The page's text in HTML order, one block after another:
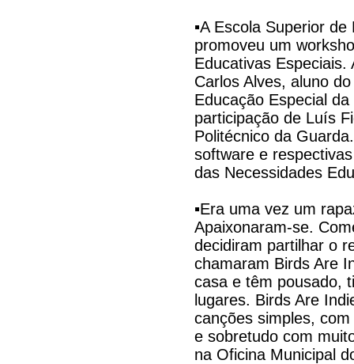
▪A Escola Superior
promoveu um
Educativas Especiais.
Carlos Alves, aluno
Educação Especial
participação de Luís
Politécnico da
software e
das Necessidades
▪Era uma vez um
Apaixonaram-se.
decidiram partilhar o
chamaram Birds Are
casa e têm pousado,
lugares. Birds Are
canções simples,
e sobretudo com
na Oficina Municipal